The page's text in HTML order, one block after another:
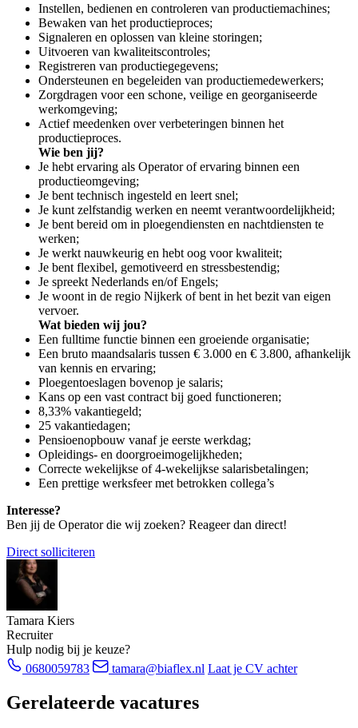
Instellen, bedienen en controleren van productiemachines;
Bewaken van het productieproces;
Signaleren en oplossen van kleine storingen;
Uitvoeren van kwaliteitscontroles;
Registreren van productiegegevens;
Ondersteunen en begeleiden van productiemedewerkers;
Zorgdragen voor een schone, veilige en georganiseerde
werkomgeving;
Actief meedenken over verbeteringen binnen het
productieproces.
Wie ben jij?
Je hebt ervaring als Operator of ervaring binnen een
productieomgeving;
Je bent technisch ingesteld en leert snel;
Je kunt zelfstandig werken en neemt verantwoordelijkheid;
Je bent bereid om in ploegendiensten en nachtdiensten te
werken;
Je werkt nauwkeurig en hebt oog voor kwaliteit;
Je bent flexibel, gemotiveerd en stressbestendig;
Je spreekt Nederlands en/of Engels;
Je woont in de regio Nijkerk of bent in het bezit van eigen
vervoer.
Wat bieden wij jou?
Een fulltime functie binnen een groeiende organisatie;
Een bruto maandsalaris tussen € 3.000 en € 3.800, afhankelijk
van kennis en ervaring;
Ploegentoeslagen bovenop je salaris;
Kans op een vast contract bij goed functioneren;
8,33% vakantiegeld;
25 vakantiedagen;
Pensioenopbouw vanaf je eerste werkdag;
Opleidings- en doorgroeimogelijkheden;
Correcte wekelijkse of 4-wekelijkse salarisbetalingen;
Een prettige werksfeer met betrokken collega’s
Interesse?
Ben jij de Operator die wij zoeken? Reageer dan direct!
Direct solliciteren
Tamara Kiers
Recruiter
Hulp nodig bij je keuze?
0680059783
tamara@biaflex.nl Laat je CV achter
Gerelateerde vacatures